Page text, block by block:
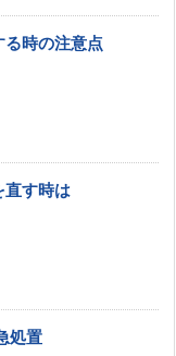
時の注意点
直す時は
処置